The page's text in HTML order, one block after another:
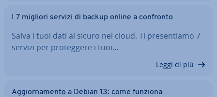
I 7 migliori servizi di backup online a confronto
Salva i tuoi dati al sicuro nel cloud. Ti pre­sen­tia­mo 7
servizi per pro­teg­ge­re i tuoi…
Leggi di più
Ag­gior­na­men­to a Debian 13: come funziona